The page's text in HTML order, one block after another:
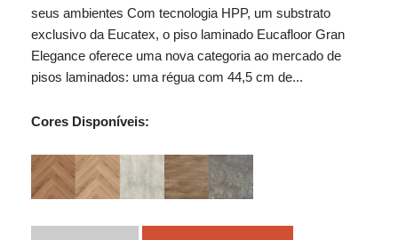
seus ambientes Com tecnologia HPP, um substrato
exclusivo da Eucatex, o piso laminado Eucafloor Gran
Elegance oferece uma nova categoria ao mercado de
pisos laminados: uma régua com 44,5 cm de...
Cores Disponíveis: